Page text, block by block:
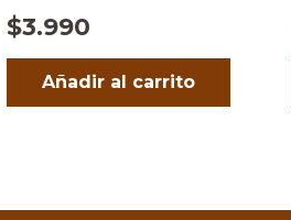
$3.990
Añadir al carrito